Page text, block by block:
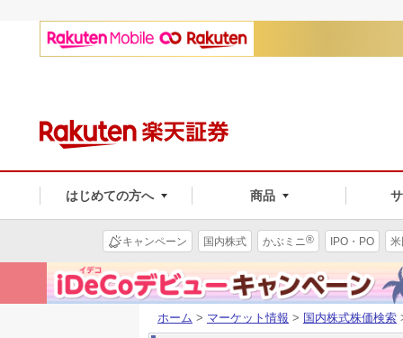
はじめての方へ 商品
キャンペーン 国内株式 かぶミニ® IPO・PO
ホーム > マーケット情報 > 国内株式株価検索